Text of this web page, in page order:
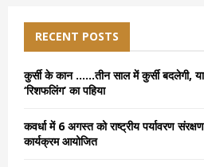
f
o
r
RECENT POSTS
कुर्सी के कान ……तीन साल में कुर्सी बदलेगी,
‘रिशफलिंग’ का पहिया
कवर्धा में 6 अगस्त को राष्ट्रीय पर्यावरण
कार्यक्रम आयोजित